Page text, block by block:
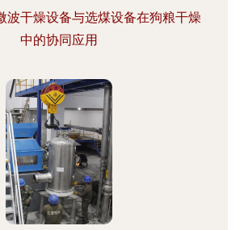
波干燥设备与选煤设备在狗粮干燥
中的协同应用